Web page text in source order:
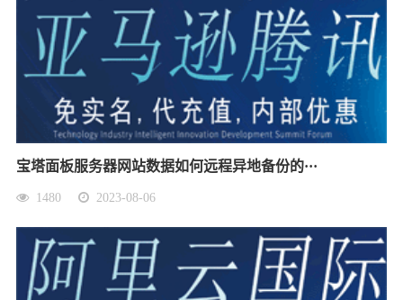
宝塔面板服务器网站数据如何远程异地备份的···
1480 2023-08-06